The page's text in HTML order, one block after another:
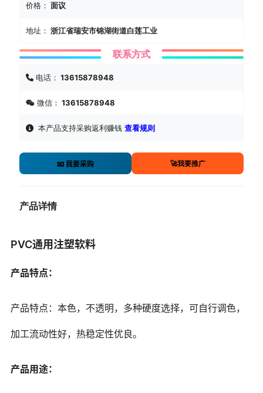
价格： 面议
地址： 浙江省瑞安市锦湖街道白莲工业
联系方式
电话： 13615878948
微信： 13615878948
本产品支持采购返利赚钱 查看规则
📧 我要采购 🚀我要推广
产品详情
PVC通用注塑软料
产品特点：
产品特点：本色，不透明，多种硬度选择，可自行调色，
加工流动性好，热稳定性优良。
产品用途：